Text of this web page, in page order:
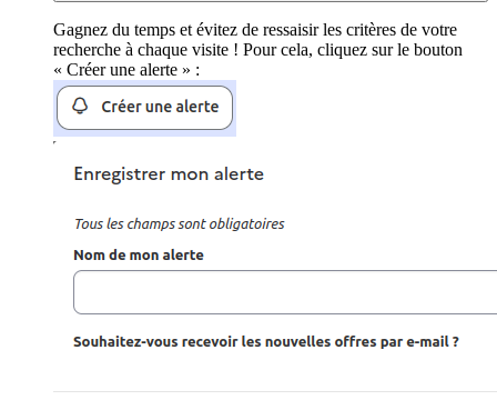
Gagnez du temps et évitez de ressaisir les critères de votre
recherche à chaque visite ! Pour cela, cliquez sur le bouton
« Créer une alerte » :